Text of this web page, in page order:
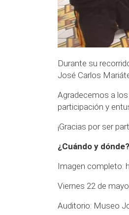
Durante su
José Carlos
Agradecemos a
participación y
¡Gracias por ser
¿Cuándo y dónde?
Imagen completo:
Viernes 22 de mayo
Auditorio: Museo